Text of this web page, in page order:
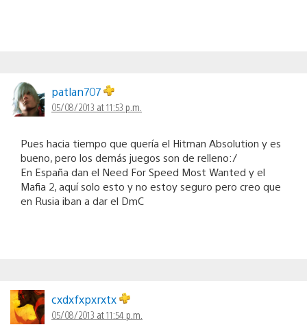
patlan707
05/08/2013 at 11:53 p.m.
Pues hacia tiempo que quería el Hitman Absolution y es
bueno, pero los demás juegos son de relleno:/
En España dan el Need For Speed Most Wanted y el
Mafia 2, aquí solo esto y no estoy seguro pero creo que
en Rusia iban a dar el DmC
cxdxfxpxrxtx
05/08/2013 at 11:54 p.m.